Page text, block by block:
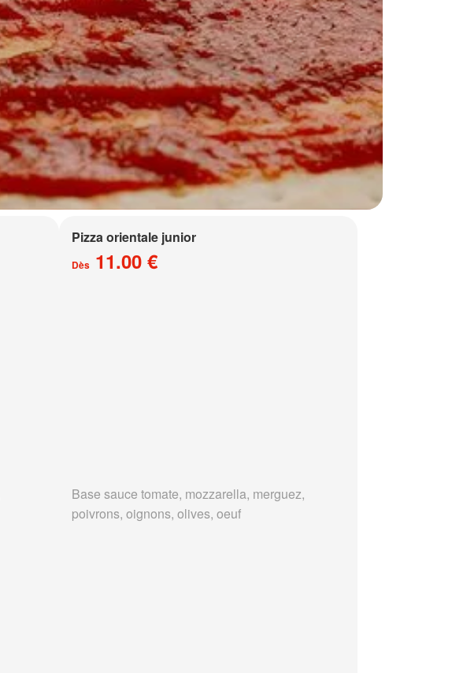
Pizza orientale junior
Dès 11.00 €
Base sauce tomate, mozzarella, merguez,
poivrons, oignons, olives, oeuf